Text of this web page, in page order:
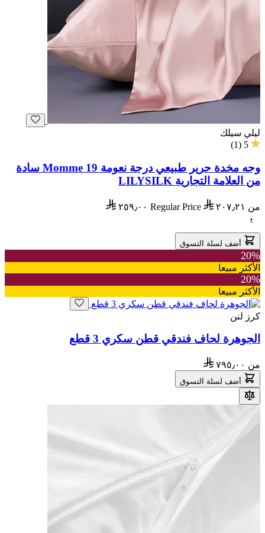
ليلي سيلك
5
(
1
)
وجه مخدة حرير طبيعي درجة نعومة 19 Momme سادة
من العلامة التجارية LILYSILK
من ٢٠٧٫٢١ Regular Price ٢٥٩٫٠٠
أضف لسلة التسوق
20%
الأكثر مبيعا
20%
الأكثر مبيعا
كرز لنن
الجوهرة لحاف فندقي قطن سكري 3 قطع
من ٧٩٥٫٠٠
أضف لسلة التسوق